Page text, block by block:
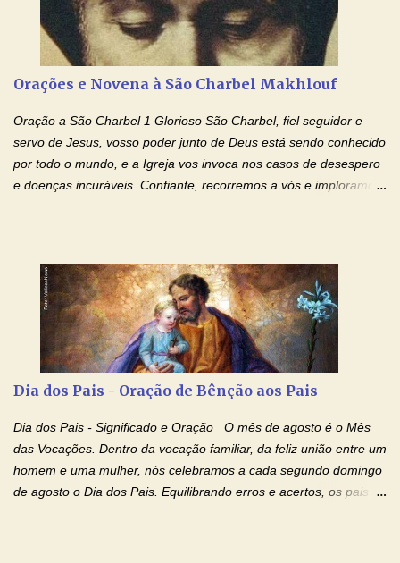
ajudando-me e eu me esforçarei para imitar tuas virtudes.
Glória… Amável protetor meu, o estudo geralmente é difícil, duro
e entediante para mim. Tu podes deixar tudo isso mais fácil e
agradável. Espera somente meu chamado. Eu te prometo um
esforço maior em meus estudos e uma vida mais digna de tua
santidade. Glória… Deus, que quiseste atrair tudo a teu unigênito
Filho, que foi crucificado, permite que, pelos méritos e exemplos
de te...
Orações e Novena à São Charbel Makhlouf
Oração a São Charbel 1 Glorioso São Charbel, fiel seguidor e
servo de Jesus, vosso poder junto de Deus está sendo conhecido
por todo o mundo, e a Igreja vos invoca nos casos de desespero
e doenças incuráveis. Confiante, recorremos a vós e imploramos
Queremos sempre lembrar-nos deste favor, da vossa intercessão
e invocar-vos como nosso patrono, para maior glória de Deus e o
bem de nossas almas. São Charbel! Rogai por Nós e por todos
aqueles que invocam o vosso nome e auxílio. Amén. Oração 2 Ó
Deus, admirável em Vossos Santos, Vós que inspirastes a São
Charbel seguir o caminho da perfeição, lhe concedestes a graça
e a força para fazer triunfar, na sua vida, o heroísmo das virtudes
monásticas: a obediência, a castidade e a voluntária pobreza, e
manifestastes o poder de sua intercessão por numerosos
milagres e gra...
Dia dos Pais - Oração de Bênção aos Pais
Dia dos Pais - Significado e Oração O mês de agosto é o Mês
das Vocações. Dentro da vocação familiar, da feliz união entre um
homem e uma mulher, nós celebramos a cada segundo domingo
de agosto o Dia dos Pais. Equilibrando erros e acertos, os pais